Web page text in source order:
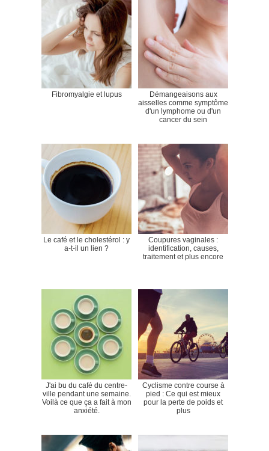
Fibromyalgie et lupus
Démangeaisons aux
aisselles comme symptôme
d'un lymphome ou d'un
cancer du sein
Le café et le cholestérol : y
a-t-il un lien ?
Coupures vaginales :
identification, causes,
traitement et plus encore
J'ai bu du café du centre-
ville pendant une semaine.
Voilà ce que ça a fait à mon
anxiété.
Cyclisme contre course à
pied : Ce qui est mieux
pour la perte de poids et
plus